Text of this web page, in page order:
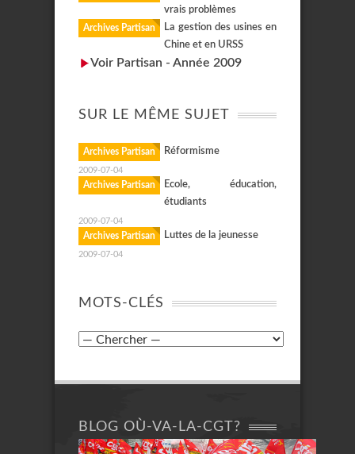
vrais problèmes
Archives Partisan
La gestion des usines en
Chine et en URSS
Voir Partisan - Année 2009
SUR LE MÊME SUJET
Archives Partisan Réformisme
2009-07-04
Archives Partisan
Ecole, éducation,
étudiants
2009-07-04
Archives Partisan Luttes de la jeunesse
2009-07-04
MOTS-CLÉS
BLOG OÙ-VA-LA-CGT?